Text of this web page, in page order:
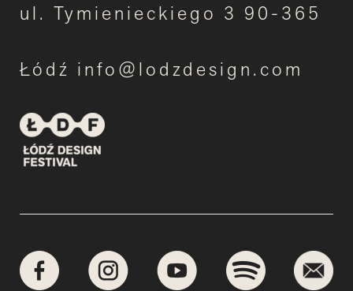
ul. Tymienieckiego 3 90-365
Łódź info@lodzdesign.com